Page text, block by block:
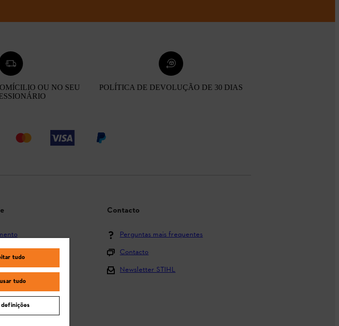
OU NO SEU
POLÍTICA DE DEVOLUÇÃO DE 30 DIAS
Contacto
Perguntas mais frequentes
Contacto
Newsletter STIHL
tudo
tudo